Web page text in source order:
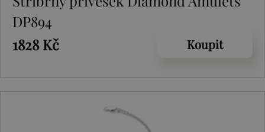
DP894
1828 Kč
Koupit